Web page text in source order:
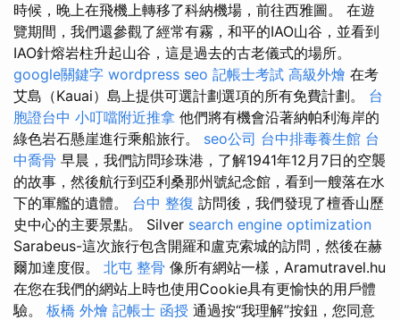
時候，晚上在飛機上轉移了科納機場，前往西雅圖。 在遊
覽期間，我們還參觀了經常有霧，和平的IAO山谷，並看到
IAO針熔岩柱升起山谷，這是過去的古老儀式的場所。
google關鍵字 wordpress seo 記帳士考試 高級外燴 在考
艾島（Kauai）島上提供可選計劃選項的所有免費計劃。 台
胞證台中 小叮噹附近推拿 他們將有機會沿著納帕利海岸的
綠色岩石懸崖進行乘船旅行。 seo公司 台中排毒養生館 台
中喬骨 早晨，我們訪問珍珠港，了解1941年12月7日的空襲
的故事，然後航行到亞利桑那州號紀念館，看到一艘落在水
下的軍艦的遺體。 台中 整復 訪問後，我們發現了檀香山歷
史中心的主要景點。 Silver search engine optimization
Sarabeus-這次旅行包含開羅和盧克索城的訪問，然後在赫
爾加達度假。 北屯 整骨 像所有網站一樣，Aramutravel.hu
在您在我們的網站上時也使用Cookie具有更愉快的用戶體
驗。 板橋 外燴 記帳士 函授 通過按“我理解”按鈕，您同意